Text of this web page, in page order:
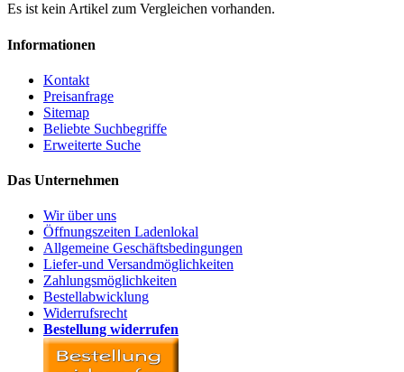
Es ist kein Artikel zum Vergleichen vorhanden.
Informationen
Kontakt
Preisanfrage
Sitemap
Beliebte Suchbegriffe
Erweiterte Suche
Das Unternehmen
Wir über uns
Öffnungszeiten Ladenlokal
Allgemeine Geschäftsbedingungen
Liefer-und Versandmöglichkeiten
Zahlungsmöglichkeiten
Bestellabwicklung
Widerrufsrecht
Bestellung widerrufen